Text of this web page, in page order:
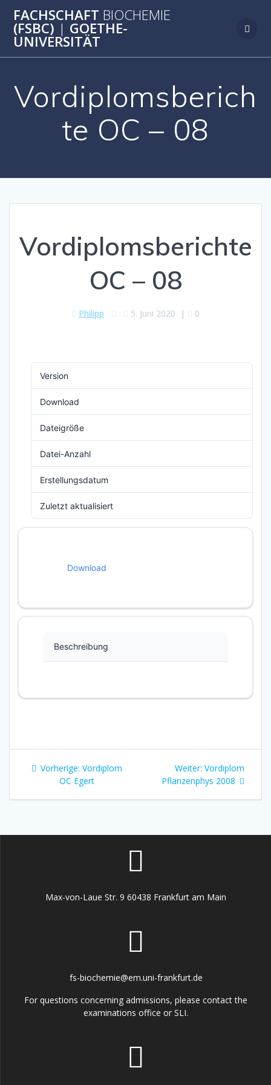
Inhalt
FACHSCHAFT BIOCHEMIE
(FSBC) | GOETHE-
UNIVERSITÄT
Vordiplomsberich
te OC – 08
Vordiplomsberichte
OC – 08
Philipp 5. Juni 2020 | 0
Version
Download
Dateigröße
Datei-Anzahl
Erstellungsdatum
Zuletzt aktualisiert
Download
Beschreibung
Beitragsnavigation
Vorherige: Vorheriger
Beitrag:
Vordiplom
OC Egert
Weiter: Nächster
Beitrag:
Vordiplom
Pflanzenphys 2008
Max-von-Laue Str. 9 60438 Frankfurt am Main
fs-biochemie@em.uni-frankfurt.de
For questions concerning admissions, please contact the
examinations office or SLI.